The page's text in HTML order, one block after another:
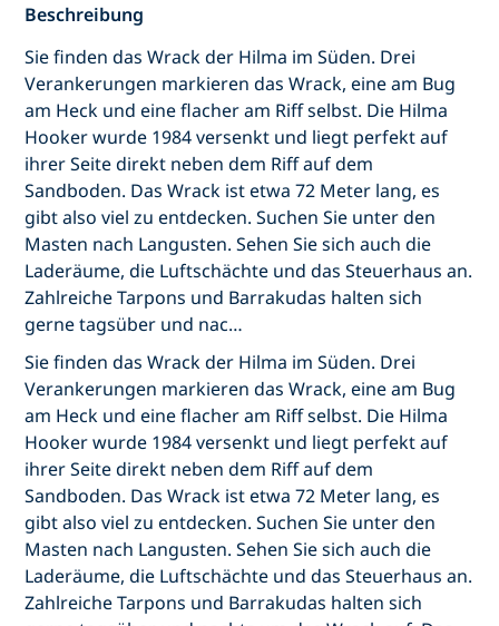
Beschreibung
Sie finden das Wrack der Hilma im Süden. Drei
Verankerungen markieren das Wrack, eine am Bug
am Heck und eine flacher am Riff selbst. Die Hilma
Hooker wurde 1984 versenkt und liegt perfekt auf
ihrer Seite direkt neben dem Riff auf dem
Sandboden. Das Wrack ist etwa 72 Meter lang, es
gibt also viel zu entdecken. Suchen Sie unter den
Masten nach Langusten. Sehen Sie sich auch die
Laderäume, die Luftschächte und das Steuerhaus an.
Zahlreiche Tarpons und Barrakudas halten sich
gerne tagsüber und nac…
Sie finden das Wrack der Hilma im Süden. Drei
Verankerungen markieren das Wrack, eine am Bug
am Heck und eine flacher am Riff selbst. Die Hilma
Hooker wurde 1984 versenkt und liegt perfekt auf
ihrer Seite direkt neben dem Riff auf dem
Sandboden. Das Wrack ist etwa 72 Meter lang, es
gibt also viel zu entdecken. Suchen Sie unter den
Masten nach Langusten. Sehen Sie sich auch die
Laderäume, die Luftschächte und das Steuerhaus an.
Zahlreiche Tarpons und Barrakudas halten sich